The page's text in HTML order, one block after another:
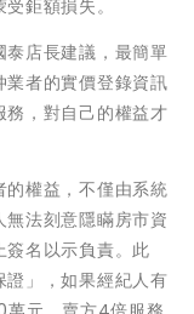
鉅額損失。
店長建議，最簡單
者的實價登錄資訊
，對自己的權益才
權益，不僅由系統
法刻意隱瞞房市資
名以示負責。此
」，如果經紀人有